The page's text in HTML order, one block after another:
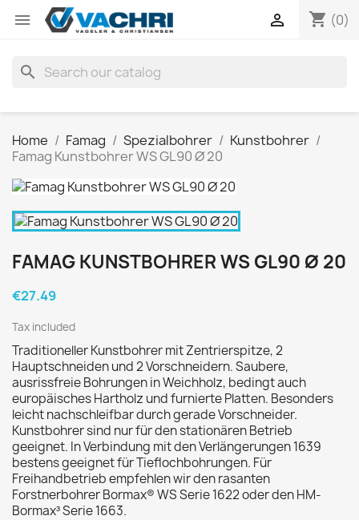
 shopping_cart (0)

search
Home Famag Spezialbohrer
Kunstbohrer
Famag Kunstbohrer WS GL90 Ø 20
FAMAG KUNSTBOHRER WS GL90 Ø 20
€27.49
Tax included
Traditioneller Kunstbohrer mit Zentrierspitze, 2
Hauptschneiden und 2 Vorschneidern. Saubere,
ausrissfreie Bohrungen in Weichholz, bedingt auch
europäisches Hartholz und furnierte Platten. Besonders
leicht nachschleifbar durch gerade Vorschneider.
Kunstbohrer sind nur für den stationären Betrieb
geeignet. In Verbindung mit den Verlängerungen 1639
bestens geeignet für Tieflochbohrungen. Für
Freihandbetrieb empfehlen wir den rasanten
Forstnerbohrer Bormax® WS Serie 1622 oder den HM-
Bormax³ Serie 1663.